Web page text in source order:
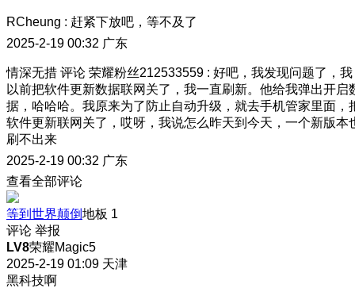
RCheung : 赶紧下放吧，等不及了
2025-2-19 00:32 广东
情深无措 评论 荣耀粉丝212533559 : 好吧，我发现问题了，我
以前把软件更新数据联网关了，我一直刷新。他给我弹出开启
据，哈哈哈。我原来为了防止自动升级，就去手机管家里面，
软件更新联网关了，哎呀，我说怎么昨天到今天，一个新版本
刷不出来
2025-2-19 00:32 广东
查看全部评论
等到世界颠倒地板 1
评论 举报
LV8荣耀Magic5
2025-2-19 01:09 天津
黑科技啊